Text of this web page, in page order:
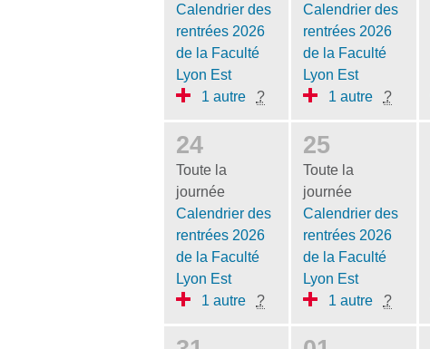
Calendrier des
rentrées 2026
de la Faculté
Lyon Est
1 autre
?
Calendrier des
rentrées 2026
de la Faculté
Lyon Est
1 autre
?
24
Toute la
journée
Calendrier des
rentrées 2026
de la Faculté
Lyon Est
1 autre
?
25
Toute la
journée
Calendrier des
rentrées 2026
de la Faculté
Lyon Est
1 autre
?